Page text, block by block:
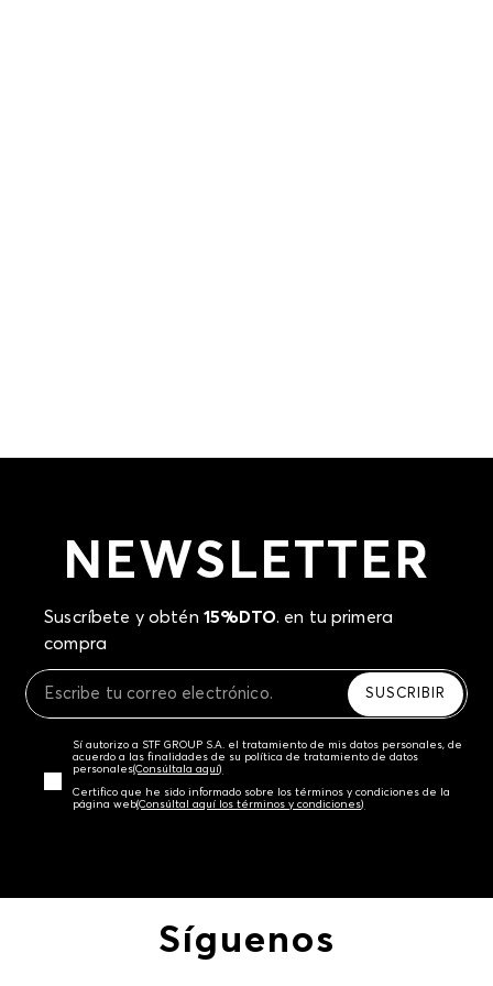
NEWSLETTER
Suscríbete y obtén 15%DTO. en tu primera
compra
SUSCRIBIR
Sí autorizo a STF GROUP S.A. el tratamiento de mis datos personales, de
acuerdo a las finalidades de su política de tratamiento de datos
personales‎(Consúltala aquí)
Certifico que he sido informado sobre los términos y condiciones de la
página web‎(Consúltal aquí los términos y condiciones)
Síguenos